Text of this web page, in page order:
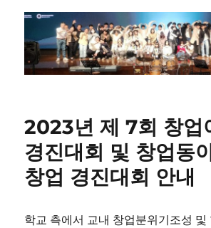
2023년 제 7회 창업
경진대회 및 창업동
창업 경진대회 안내
학교 측에서 교내 창업분위기조성 및